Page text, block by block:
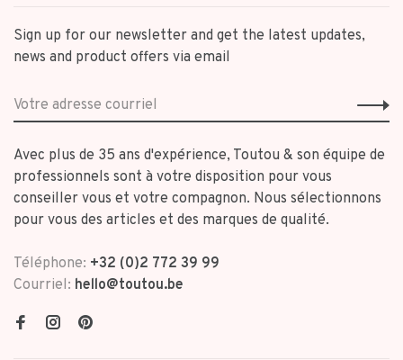
Sign up for our newsletter and get the latest updates,
news and product offers via email
Avec plus de 35 ans d'expérience, Toutou & son équipe de
professionnels sont à votre disposition pour vous
conseiller vous et votre compagnon. Nous sélectionnons
pour vous des articles et des marques de qualité.
Téléphone: +32 (0)2 772 39 99
Courriel: hello@toutou.be